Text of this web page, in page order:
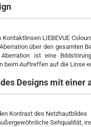
Kontaktlinsen LIEBEVUE
über den gesamten
Aberration ist eine
beim Auftreffen auf die Linse
Designs mit einer
Kontrast des Netzhautbildes
Sehqualität,